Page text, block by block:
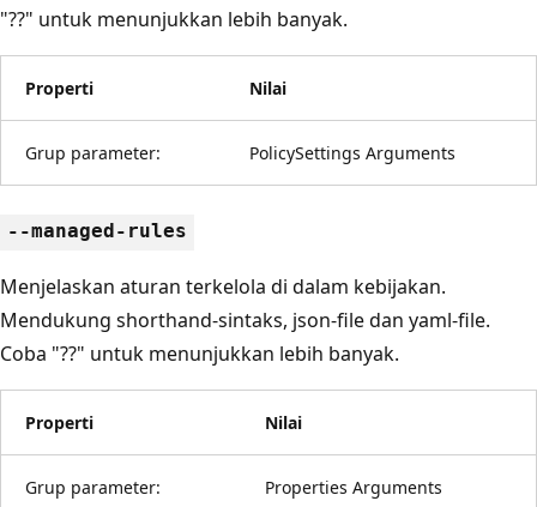
"??" untuk menunjukkan lebih banyak.
Properti Nilai
Grup parameter: PolicySettings Arguments
--managed-rules
Menjelaskan aturan terkelola di dalam kebijakan.
Mendukung shorthand-sintaks, json-file dan yaml-file.
Coba "??" untuk menunjukkan lebih banyak.
Properti Nilai
Grup parameter: Properties Arguments